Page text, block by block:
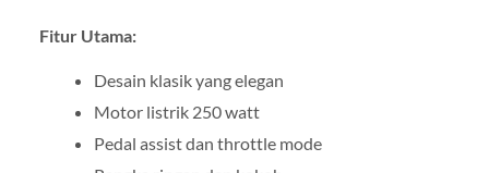
Fitur Utama:
Desain klasik yang elegan
Motor listrik 250 watt
Pedal assist dan throttle mode